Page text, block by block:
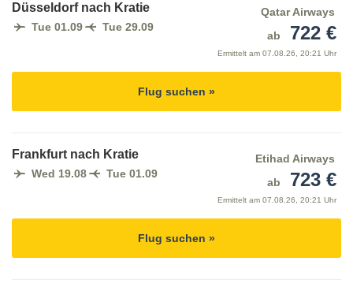
Düsseldorf nach Kratie
Tue 01.09 Tue 29.09
Qatar Airways
ab
722 €
Ermittelt am 07.08.26, 20:21 Uhr
Flug suchen »
Frankfurt nach Kratie
Wed 19.08 Tue 01.09
Etihad Airways
ab
723 €
Ermittelt am 07.08.26, 20:21 Uhr
Flug suchen »